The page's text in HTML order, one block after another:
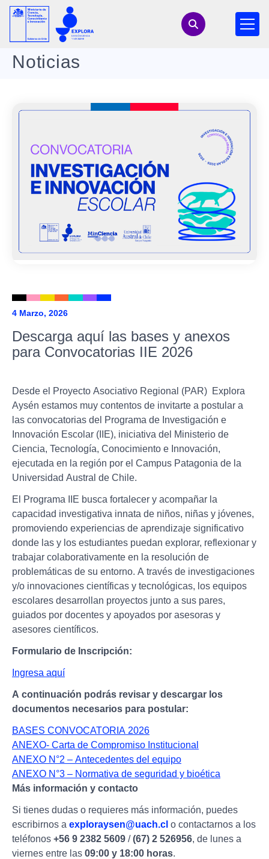
Noticias
4 Marzo, 2026
Descarga aquí las bases y anexos
para Convocatorias IIE 2026
Desde el Proyecto Asociativo Regional (PAR) Explora
Aysén estamos muy contentos de invitarte a postular a
las convocatorias del Programa de Investigación e
Innovación Escolar (IIE), iniciativa del Ministerio de
Ciencia, Tecnología, Conocimiento e Innovación,
ejecutada en la región por el Campus Patagonia de la
Universidad Austral de Chile.
El Programa IIE busca fortalecer y acompañar la
capacidad investigativa innata de niños, niñas y jóvenes,
promoviendo experiencias de aprendizaje significativo
donde las y los estudiantes puedan explorar, reflexionar y
trabajar colaborativamente en la resolución de
problemáticas de su entorno. A través de investigaciones
y/o innovaciones científicas y tecnológicas, los equipos
escolares desarrollan proyectos junto a sus pares,
guiados por docentes y apoyados por asesoras y
asesores científicos.
Formulario de Inscripción:
Ingresa aquí
A continuación podrás revisar y descargar los
documentos necesarios para postular:
BASES CONVOCATORIA 2026
ANEXO- Carta de Compromiso Institucional
ANEXO N°2 – Antecedentes del equipo
ANEXO N°3 – Normativa de seguridad y bioética
Más información y contacto
Si tienes dudas o requieres más información, puedes
escribirnos a exploraysen@uach.cl o contactarnos a los
teléfonos +56 9 2382 5609 /(67) 2 526956, de lunes a
viernes entre las 09:00 y 18:00 horas.